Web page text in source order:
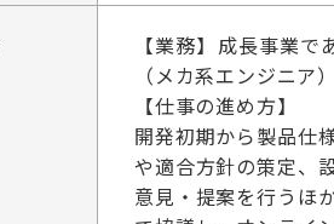
【業務】成長事業
（メカ系エンジニア
【仕事の進め方】
開発初期から製品仕
や適合方針の策定、
意見・提案を行うほ